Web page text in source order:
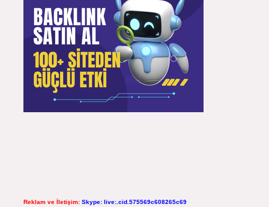
Reklam ve İletişim: Skype: live:.cid.575569c608265c69